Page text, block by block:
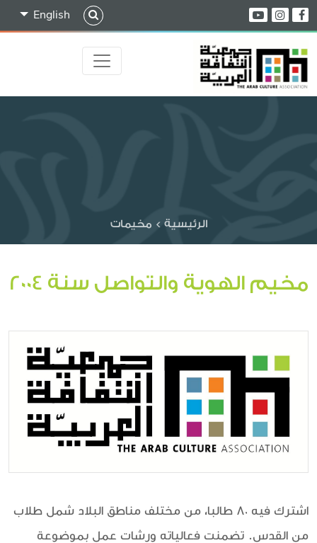
English
الرئيسية > مخيمات
مخيم الهوية والتواصل سنة 2004
اشترك فيه 80 طالبا، من مختلف مناطق البلاد شمل طلاب
من القدس. تضمنت فعالياته ورشات عمل بموضوعة